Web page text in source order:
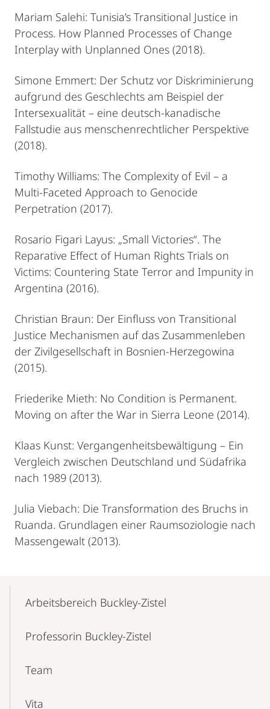
Mariam Salehi: Tunisia’s Transitional Justice in
Process. How Planned Processes of Change
Interplay with Unplanned Ones (2018).
Simone Emmert: Der Schutz vor Diskriminierung
aufgrund des Geschlechts am Beispiel der
Intersexualität – eine deutsch-kanadische
Fallstudie aus menschenrechtlicher Perspektive
(2018).
Timothy Williams: The Complexity of Evil – a
Multi-Faceted Approach to Genocide
Perpetration (2017).
Rosario Figari Layus: „Small Victories“. The
Reparative Effect of Human Rights Trials on
Victims: Countering State Terror and Impunity in
Argentina (2016).
Christian Braun: Der Einfluss von Transitional
Justice Mechanismen auf das Zusammenleben
der Zivilgesellschaft in Bosnien-Herzegowina
(2015).
Friederike Mieth: No Condition is Permanent.
Moving on after the War in Sierra Leone (2014).
Klaas Kunst: Vergangenheitsbewältigung – Ein
Vergleich zwischen Deutschland und Südafrika
nach 1989 (2013).
Julia Viebach: Die Transformation des Bruchs in
Ruanda. Grundlagen einer Raumsoziologie nach
Massengewalt (2013).
NavigationArbeitsbereich Buckley-Zistel
Professorin Buckley-Zistel
Team
Vita